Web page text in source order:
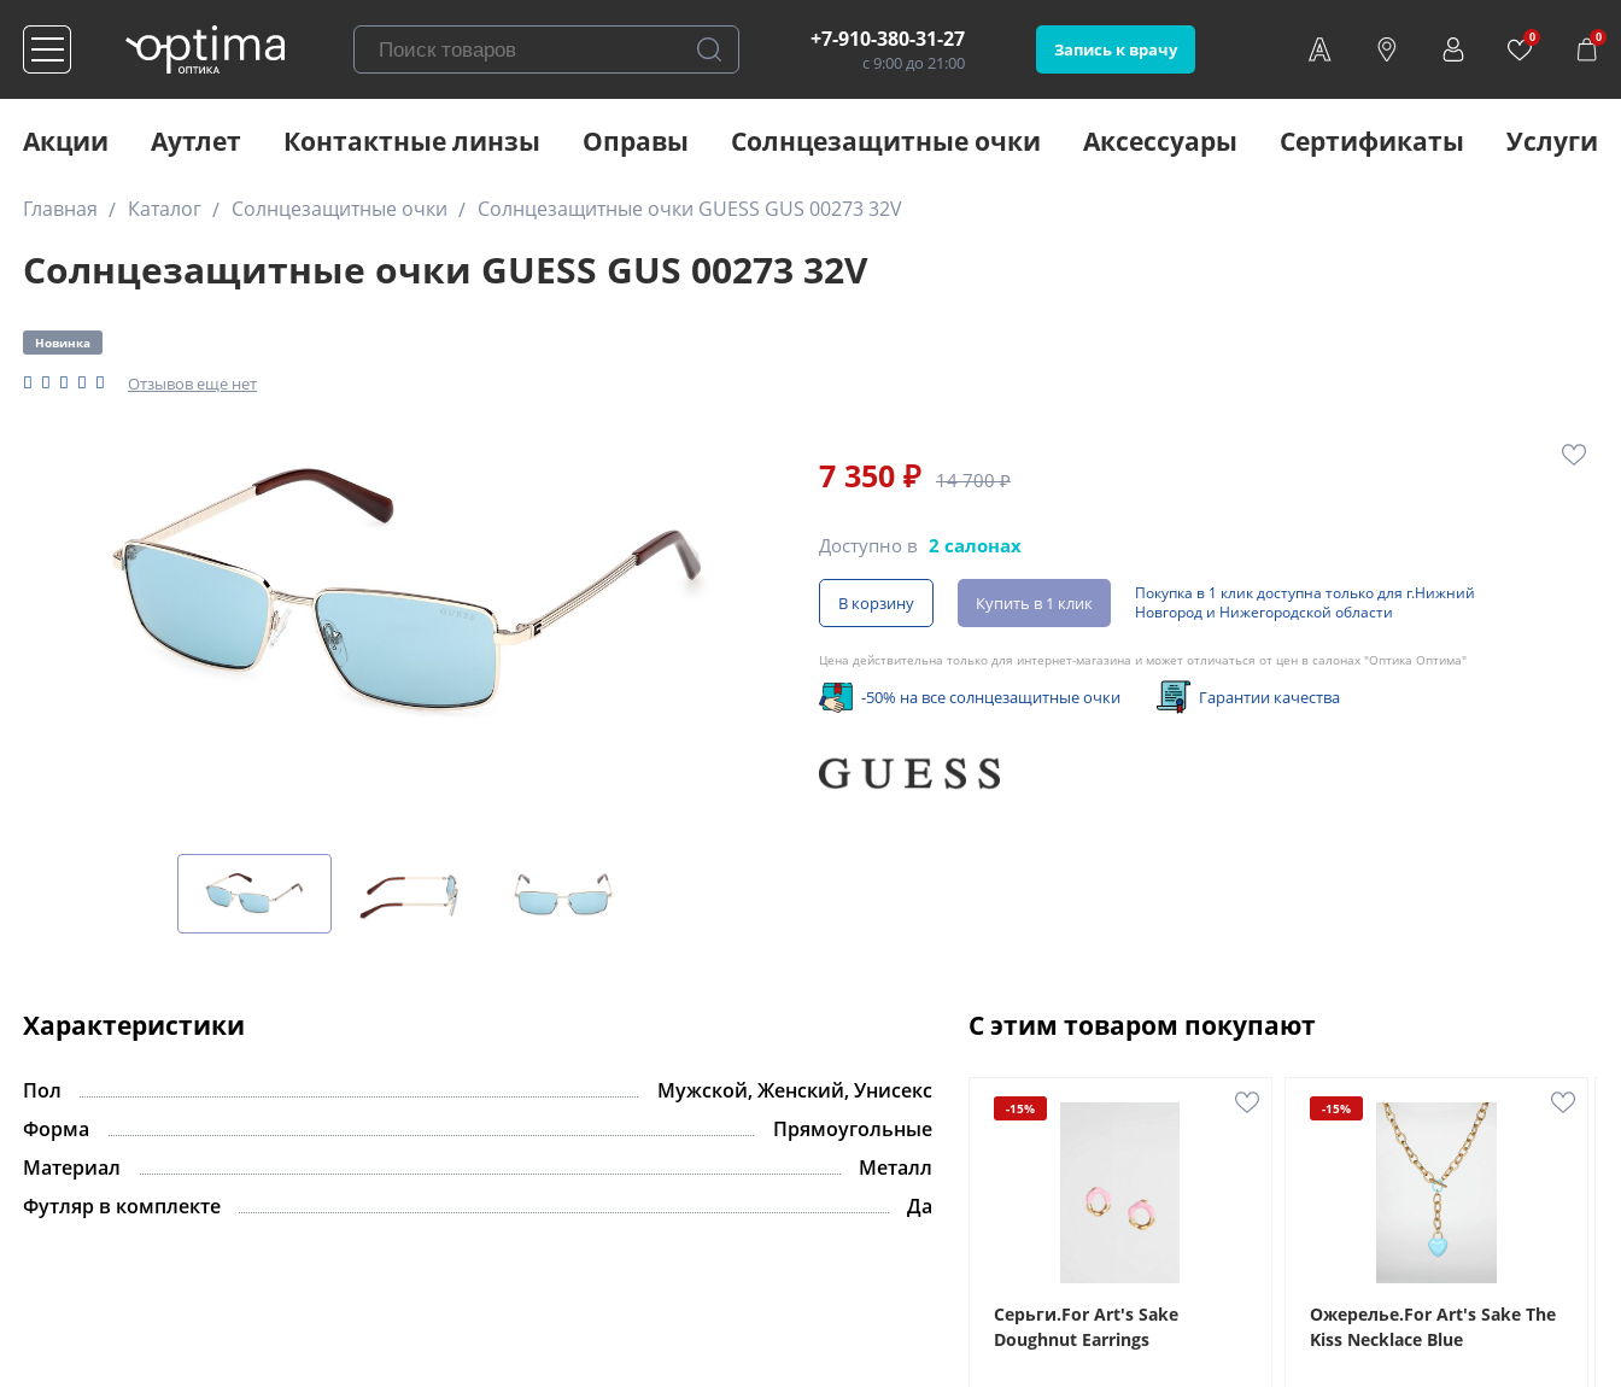
+7-910-380-31-27
с 9:00 до 21:00
Запись к врачу
0 0
Акции Аутлет Контактные линзы Оправы Солнцезащитные очки Аксессуары Сертификаты Услуги
Главная Каталог Солнцезащитные очки Солнцезащитные очки GUESS GUS 00273 32V
Солнцезащитные очки GUESS GUS 00273 32V
Новинка
Отзывов еще нет
7 350 ₽ 14 700 ₽
Доступно в 2 салонах
В корзину Купить в 1 клик
Покупка в 1 клик доступна только для г.Нижний
Новгород и Нижегородской области
Цена действительна только для интернет-магазина и может отличаться от цен в салонах "Оптика Оптима"
-50% на все солнцезащитные очки Гарантии качества
Характеристики
Пол
Мужской, Женский, Унисекс
Форма
Прямоугольные
Материал
Металл
Футляр в комплекте
Да
С этим товаром покупают
-15%
Серьги.For Art's Sake
Doughnut Earrings
-15%
Ожерелье.For Art's Sake The
Kiss Necklace Blue